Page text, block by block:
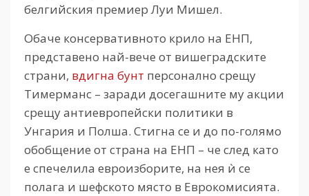
белгийския премиер Луи Мишел.
Обаче консервативното крило на ЕНП,
представено най-вече от вишеградските
страни, вдигна бунт персонално срещу
Тимерманс – заради досегашните му акции
срещу антиевропейски политики в
Унгария и Полша. Стигна се и до по-голямо
обобщение от страна на ЕНП – че след като
е спечелила евроизборите, на нея ѝ се
полага и шефското място в Еврокомисията.